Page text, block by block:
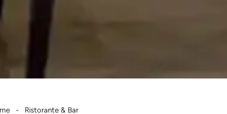
Ristorante & Bar